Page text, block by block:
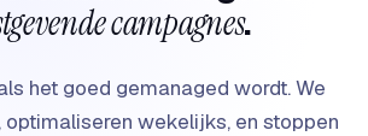
campagnes.
het goed gemanaged wordt. We
optimaliseren wekelijks, en stoppen